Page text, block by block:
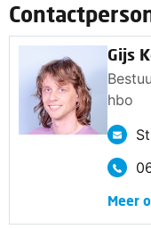
Gijs
hbo
Meer